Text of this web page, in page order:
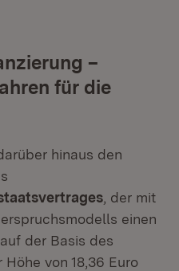
–
für die
hinaus den
, der mit
einen
der Basis des
von 18,36 Euro